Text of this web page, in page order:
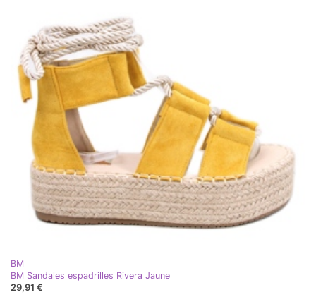
BM
BM Sandales espadrilles Rivera Jaune
29,91 €